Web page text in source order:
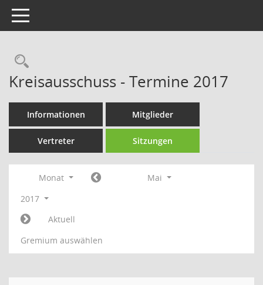
Toggle navigation
Rechercheauswahl
Kreisausschuss - Termine 2017
Informationen Mitglieder
Vertreter Sitzungen
Monat
Mai
2017
Aktuell
Gremium auswählen